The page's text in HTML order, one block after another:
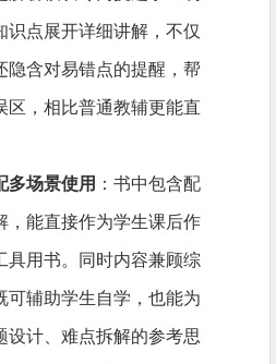
识点展开详细讲解，不仅
隐含对易错点的提醒，帮
区，相比普通教辅更能直
多场景使用 ：书中包含配
，能直接作为学生课后作
具用书。同时内容兼顾综
可辅助学生自学，也能为
设计、难点拆解的参考思